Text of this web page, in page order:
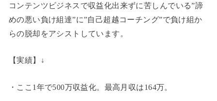
コンテンツビジネスで収益化出来ずに苦しんでいる”諦
めの悪い負け組達”に”自己超越コーチング”で負け組か
らの脱却をアシストしています。
【実績】↓
・ここ1年で500万収益化。最高月収は164万。